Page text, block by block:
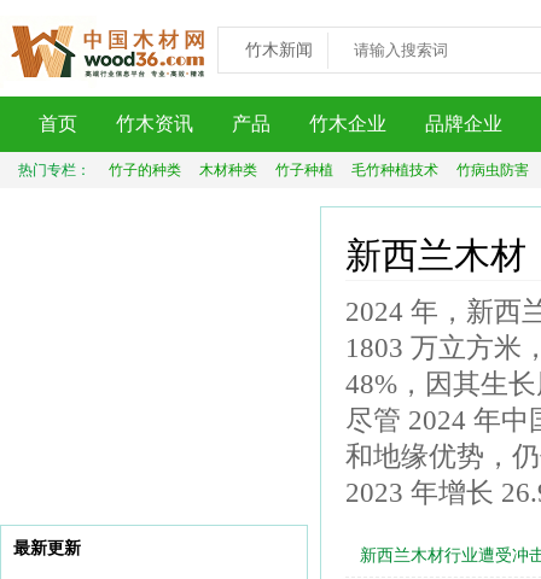
竹木新闻
首页 竹木资讯 产品 竹木企业 品牌企业
热门专栏： 竹子的种类 木材种类 竹子种植 毛竹种植技术 竹病虫防害
最新更新
新西兰木材
2024 年，新西
1803 万立方米
48%，因其生
尽管 2024 年
和地缘优势，
2023 年增长
新西兰木材行业遭受冲